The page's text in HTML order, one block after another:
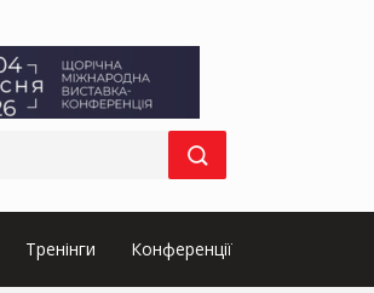
Тренінги Конференції